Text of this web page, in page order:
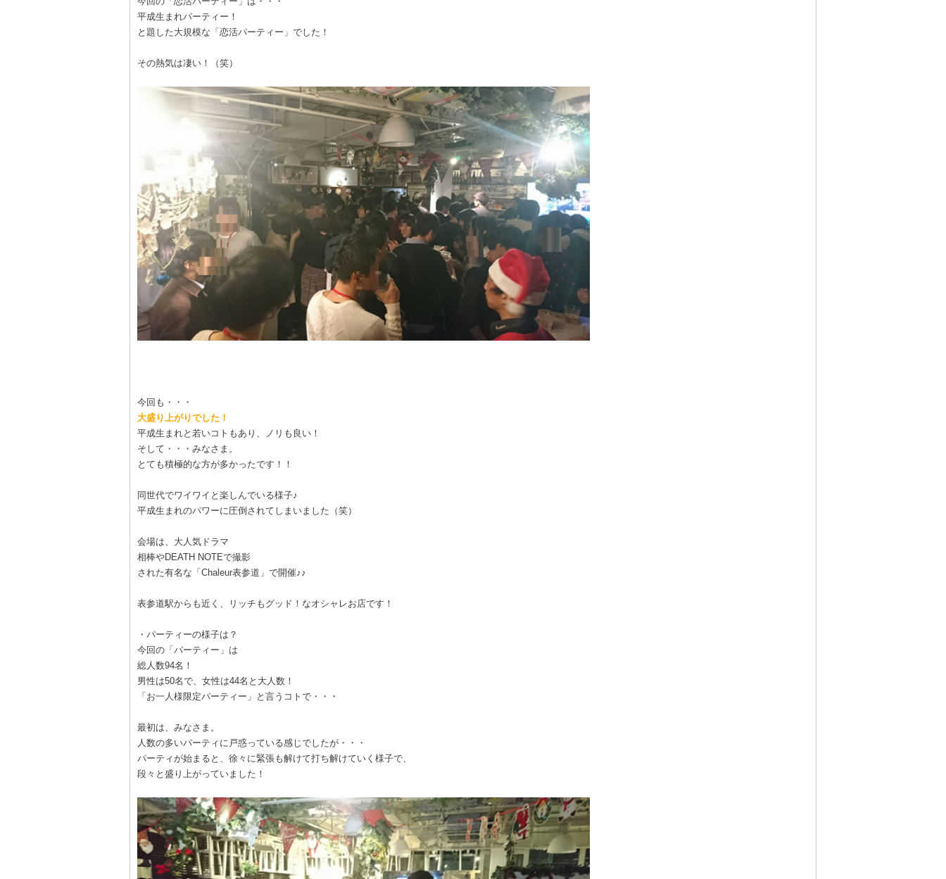
平成生まれパーティー！
と題した大規模な「恋活パーティー」でした！
その熱気は凄い！（笑）
今回も・・・
大盛り上がりでした！
平成生まれと若いコトもあり、ノリも良い！
そして・・・みなさま。
とても積極的な方が多かったです！！
同世代でワイワイと楽しんでいる様子♪
平成生まれのパワーに圧倒されてしまいました（笑）
会場は、大人気ドラマ
相棒やDEATH NOTEで撮影
された有名な「Chaleur表参道」で開催♪♪
表参道駅からも近く、リッチもグッド！なオシャレお店です！
・パーティーの様子は？
今回の「パーティー」は
総人数94名！
男性は50名で、女性は44名と大人数！
「お一人様限定パーティー」と言うコトで・・・
最初は、みなさま。
人数の多いパーティに戸惑っている感じでしたが・・・
パーティが始まると、徐々に緊張も解けて打ち解けていく様子で、
段々と盛り上がっていました！